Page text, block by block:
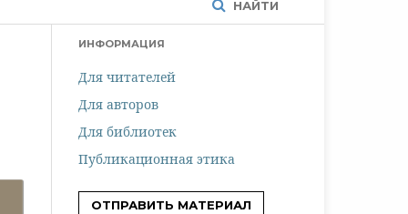
НАЙТИ
ИНФОРМАЦИЯ
Для читателей
Для авторов
Для библиотек
Публикационная этика
ОТПРАВИТЬ МАТЕРИАЛ